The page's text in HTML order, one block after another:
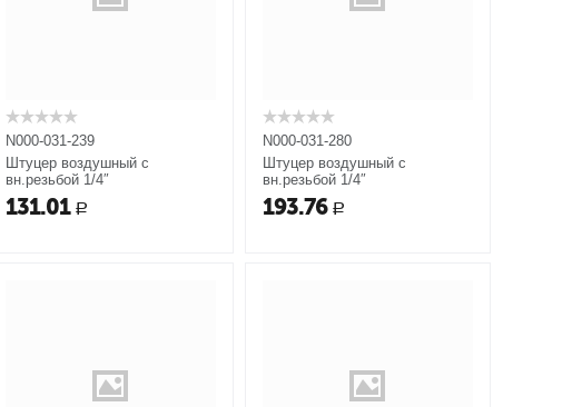
N000-031-239
Штуцер воздушный с
вн.резьбой 1/4″
131.01 Р
N000-031-280
Штуцер воздушный с
вн.резьбой 1/4″
193.76 Р